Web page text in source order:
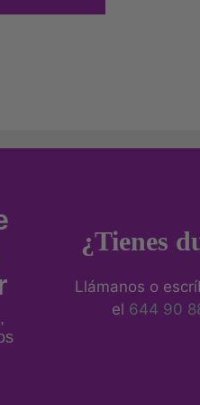
¿Tienes
Llámanos o
el 644 90